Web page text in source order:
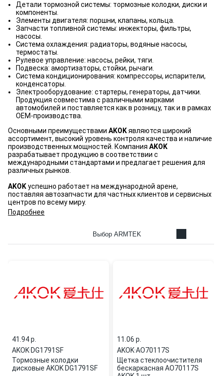
Детали тормозной системы: тормозные колодки, диски и
компоненты.
Элементы двигателя: поршни, клапаны, кольца.
Запчасти топливной системы: инжекторы, фильтры,
насосы.
Система охлаждения: радиаторы, водяные насосы,
термостаты.
Рулевое управление: насосы, рейки, тяги.
Подвеска: амортизаторы, стойки, рычаги.
Система кондиционирования: компрессоры, испарители,
конденсаторы.
Электрооборудование: стартеры, генераторы, датчики.
Продукция совместима с различными марками
автомобилей и поставляется как в розницу, так и в рамках
OEM-производства.
Основными преимуществами AKOKявляются широкий
ассортимент, высокий уровень контроля качества и наличие
производственных мощностей. Компания AKOK
разрабатывает продукцию в соответствии с
международными стандартами и предлагает решения для
различных рынков.
AKOKуспешно работает на международной арене,
поставляя автозапчасти для частных клиентов и сервисных
центров по всему миру.
Подробнее
Выбор ARMTEK
41.94 p.
AKOK·DG1791SF
Тормозные колодки
дисковые AKOK DG1791SF
11.06 p.
AKOK·AO70117S
Щетка стеклоочистителя
бескаркасная AO70117S